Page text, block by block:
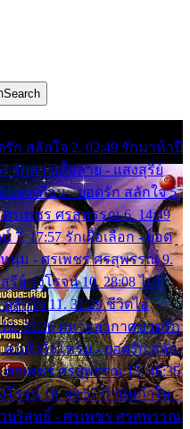
Search
ก สลักใจ 2. 02:49 รักมาห้าปี
รักสาวเสื้อลาย - แสงสุรีย์
นสะเทือน - ยอดรัก สลักใจ 5.
รเพชร ศรสุพรรณ 6. 14:49
7. 17:57 รักเผื่อเลือก - ยอด
หนุ่ม - ศรเพชร ศรสุพรรณ 9.
ย์ รุ่งโรจน์ 10. 28:08 ไม่มี
ลักใจ 11. 31:29 ชีวิตไอ้
35:26 ทหารอากาศขาดรัก
คนหัวใจโทรม - ยอดรัก สลัก
ศรเพชร ศรสุพรรณ 15. 46:35
รจน์ 16. 49:57 กำนันกำใน -
วบริสุทธิ์ - ศรเพชร ศรสุพรรณ